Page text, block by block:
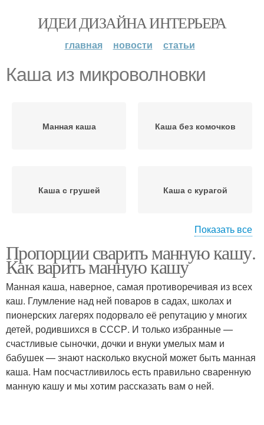
ИДЕИ ДИЗАЙНА ИНТЕРЬЕРА
главная новости статьи
Каша из микроволновки
Манная каша Каша без комочков
Каша с грушей Каша с курагой
Каша со сливками Каша на молоке
Каша на воде Любимая каша
Показать все
Пропорции сварить манную кашу.
Как варить манную кашу
Манная каша, наверное, самая противоречивая из всех
каш. Глумление над ней поваров в садах, школах и
пионерских лагерях подорвало её репутацию у многих
детей, родившихся в СССР. И только избранные —
счастливые сыночки, дочки и внуки умелых мам и
бабушек — знают насколько вкусной может быть манная
каша. Нам посчастливилось есть правильно сваренную
манную кашу и мы хотим рассказать вам о ней.